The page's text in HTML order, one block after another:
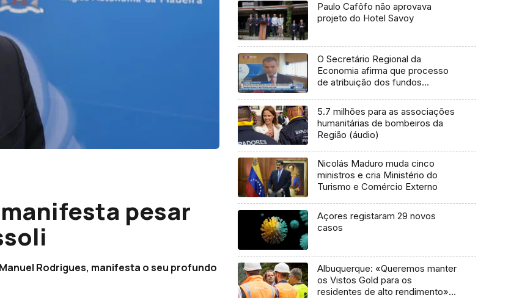
pesar
Rodrigues, manifesta o seu profundo
Paulo Cafôfo não aprovava
projeto do Hotel Savoy
O Secretário Regional da
Economia afirma que processo
de atribuição dos fundos
(Vídeo)
5.7 milhões para as associações
humanitárias de bombeiros da
Região (áudio)
Nicolás Maduro muda cinco
ministros e cria Ministério do
Turismo e Comércio Externo
Açores registaram 29 novos
casos
Albuquerque: «Queremos manter
os Vistos Gold para os
residentes de alto rendimento»